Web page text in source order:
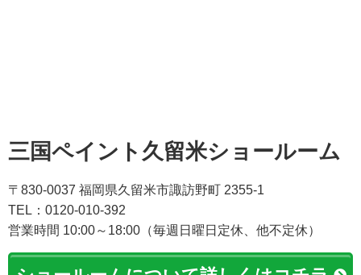
三国ペイント久留米ショールーム
TEL：0120-010-392